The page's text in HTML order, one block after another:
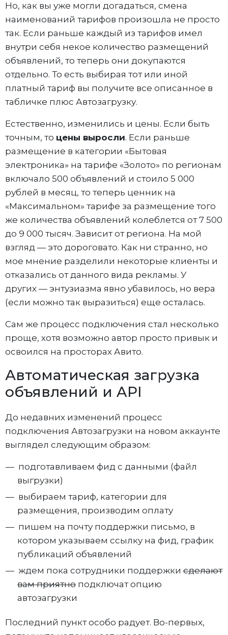
Но, как вы уже могли догадаться, смена
наименований тарифов произошла не просто
так. Если раньше каждый из тарифов имел
внутри себя некое количество размещений
объявлений, то теперь они докупаются
отдельно. То есть выбирая тот или иной
платный тариф вы получите все описанное в
табличке плюс Автозагрузку.
Естественно, изменились и цены. Если быть
точным, то цены выросли. Если раньше
размещение в категории «Бытовая
электроника» на тарифе «Золото» по регионам
включало 500 объявлений и стоило 5 000
рублей в месяц, то теперь ценник на
«Максимальном» тарифе за размещение того
же количества объявлений колеблется от 7 500
до 9 000 тысяч. Зависит от региона. На мой
взгляд — это дороговато. Как ни странно, но
мое мнение разделили некоторые клиенты и
отказались от данного вида рекламы. У
других — энтузиазма явно убавилось, но вера
(если можно так выразиться) еще осталась.
Сам же процесс подключения стал несколько
проще, хотя возможно автор просто привык и
освоился на просторах Авито.
Автоматическая загрузка
объявлений и API
До недавних изменений процесс
подключения Автозагрузки на новом аккаунте
выглядел следующим образом:
подготавливаем фид с данными (файл
выгрузки)
выбираем тариф, категории для
размещения, производим оплату
пишем на почту поддержки письмо, в
котором указываем ссылку на фид, график
публикаций объявлений
ждем пока сотрудники поддержкисделают
вам приятноподключат опцию
автозагрузки
Последний пункт особо радует. Во-первых,